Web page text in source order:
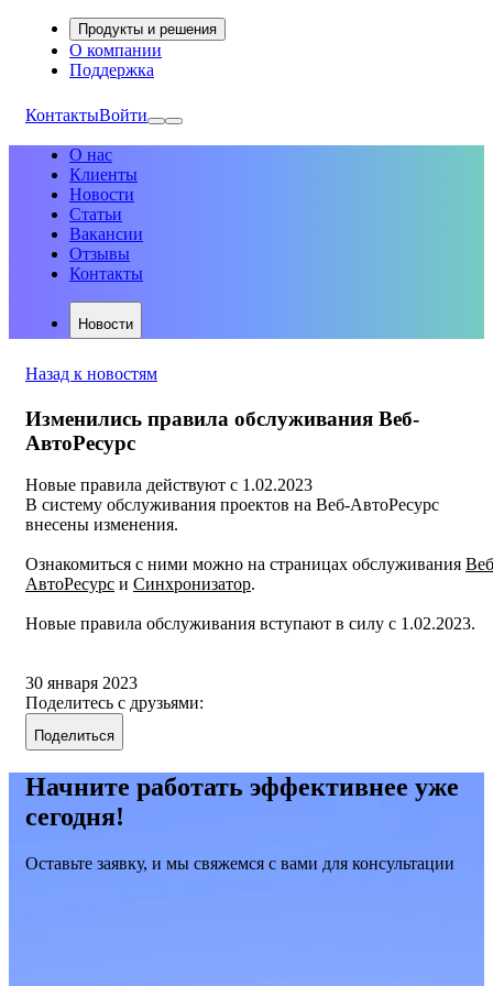
Продукты и решения
О компании
Поддержка
КонтактыВойти
О нас
Клиенты
Новости
Статьи
Вакансии
Отзывы
Контакты
Новости
Назад к новостям
Изменились правила обслуживания Веб-
АвтоРесурс
Новые правила действуют с 1.02.2023
В систему обслуживания проектов на Веб-АвтоРесурс
внесены изменения.
Ознакомиться с ними можно на страницах обслуживания
АвтоРесурс и Синхронизатор.
Новые правила обслуживания вступают в силу с 1.02.2023.
30 января 2023
Поделитесь с друзьями:
Поделиться
Начните работать эффективнее уже
сегодня!
Оставьте заявку, и мы свяжемся с вами для консультации